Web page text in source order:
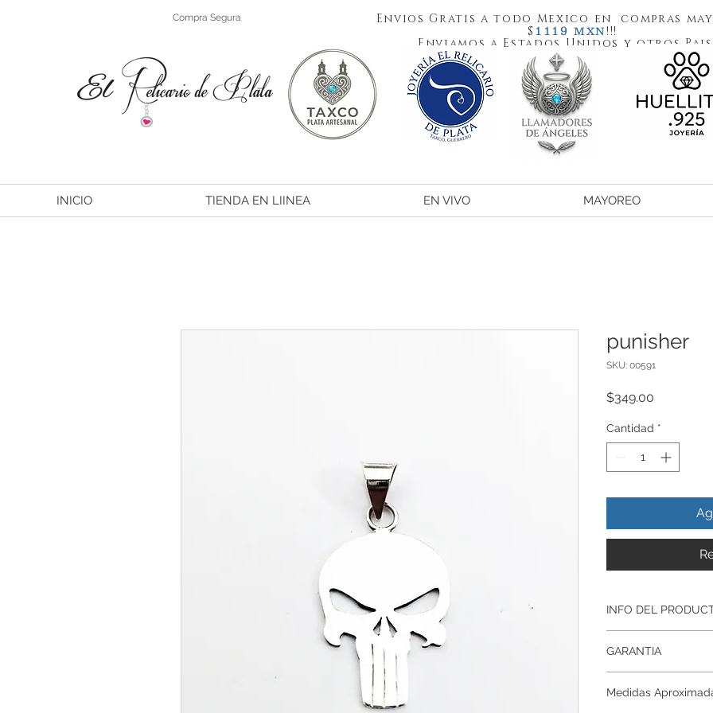
Compra Segura
Envios Gratis a todo Mexico en compras
$ 1119 MXN!!!
Enviamos a Estados Unidos y otros
INICIO TIENDA EN LIINEA EN VIVO MAYOREO
punisher
SKU: 00591
$349.00
Cantidad *
INFO DEL
ley.925
Todos nuestros
artesanalmente ,
GARANTIA
Respaldamos
Medidas